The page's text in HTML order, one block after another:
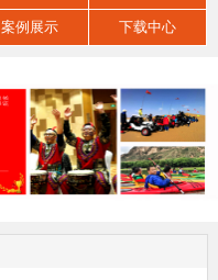
案例展示 下载中心